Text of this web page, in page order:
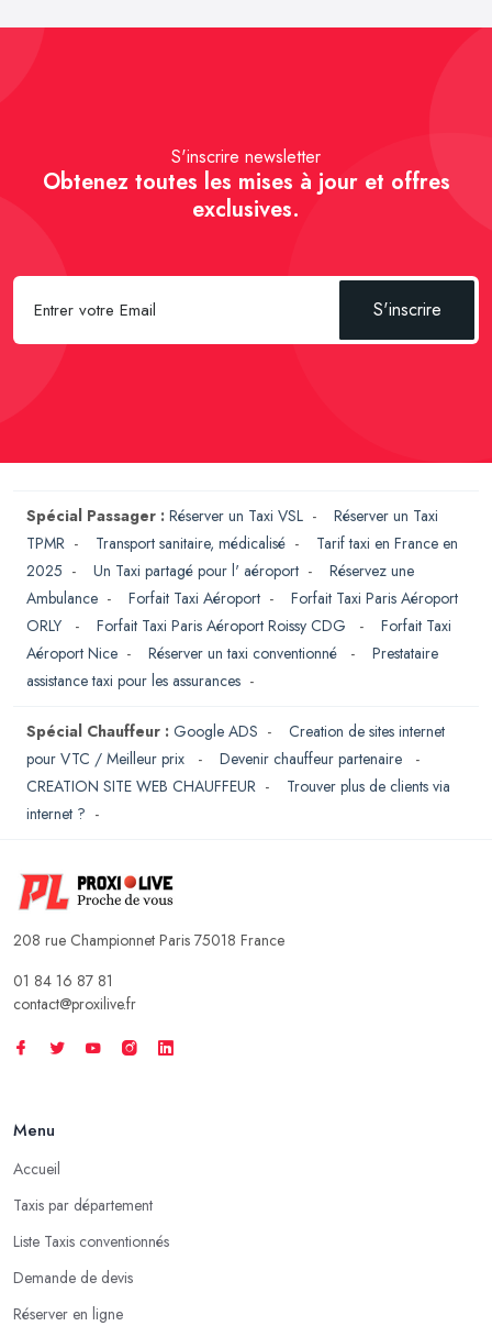
S'inscrire newsletter
Obtenez toutes les mises à jour et offres
exclusives.
S'inscrire
Spécial Passager : Réserver un Taxi VSL - Réserver un Taxi
TPMR - Transport sanitaire, médicalisé - Tarif taxi en France en
2025 - Un Taxi partagé pour l' aéroport - Réservez une
Ambulance - Forfait Taxi Aéroport - Forfait Taxi Paris Aéroport
ORLY
- Forfait Taxi Paris Aéroport Roissy CDG - Forfait Taxi
Aéroport Nice - Réserver un taxi conventionné - Prestataire
assistance taxi pour les assurances -
Spécial Chauffeur : Google ADS - Creation de sites internet
pour VTC / Meilleur prix
- Devenir chauffeur partenaire
-
CREATION SITE WEB CHAUFFEUR - Trouver plus de clients via
internet ? -
208 rue Championnet Paris 75018 France
01 84 16 87 81
contact@proxilive.fr
Menu
Accueil
Taxis par département
Liste Taxis conventionnés
Demande de devis
Réserver en ligne